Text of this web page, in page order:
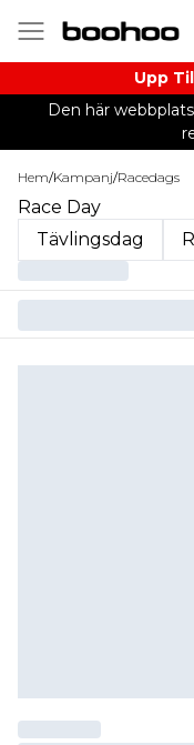
Upp
Den här
Hem/Kampanj/Racedags
Race Day
Tävlingsdag